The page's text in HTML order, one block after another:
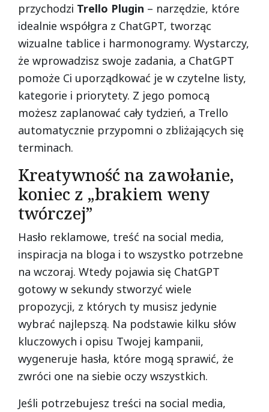
przychodzi Trello Plugin – narzędzie, które
idealnie współgra z ChatGPT, tworząc
wizualne tablice i harmonogramy. Wystarczy,
że wprowadzisz swoje zadania, a ChatGPT
pomoże Ci uporządkować je w czytelne listy,
kategorie i priorytety. Z jego pomocą
możesz zaplanować cały tydzień, a Trello
automatycznie przypomni o zbliżających się
terminach.
Kreatywność na zawołanie,
koniec z „brakiem weny
twórczej”
Hasło reklamowe, treść na social media,
inspiracja na bloga i to wszystko potrzebne
na wczoraj. Wtedy pojawia się ChatGPT
gotowy w sekundy stworzyć wiele
propozycji, z których ty musisz jedynie
wybrać najlepszą. Na podstawie kilku słów
kluczowych i opisu Twojej kampanii,
wygeneruje hasła, które mogą sprawić, że
zwróci one na siebie oczy wszystkich.
Jeśli potrzebujesz treści na social media,